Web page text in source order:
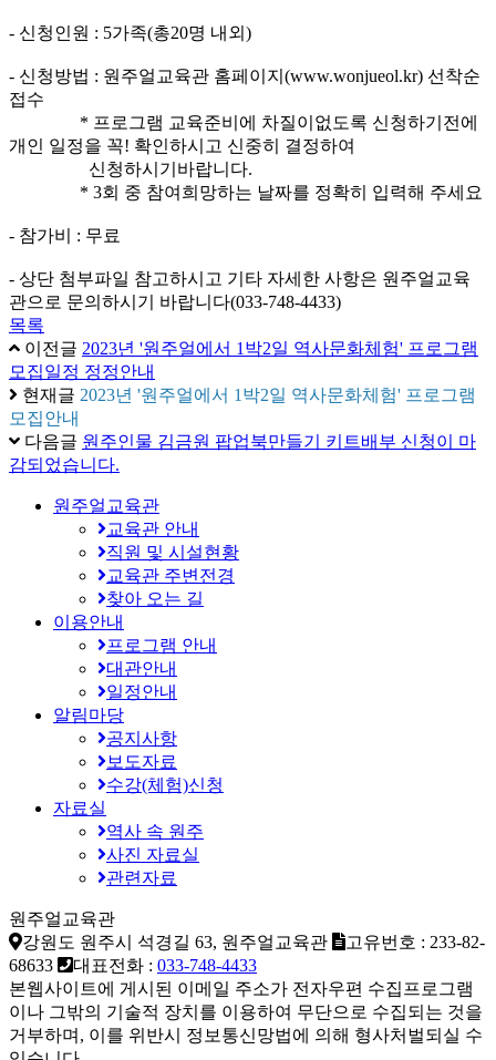
- 신청인원 : 5가족(총20명 내외)
- 신청방법 : 원주얼교육관 홈페이지(www.wonjueol.kr) 선착순
접수
* 프로그램 교육준비에 차질이없도록 신청하기전에
개인 일정을 꼭! 확인하시고 신중히 결정하여
신청하시기바랍니다.
* 3회 중 참여희망하는 날짜를 정확히 입력해 주세요
- 참가비 : 무료
- 상단 첨부파일 참고하시고 기타 자세한 사항은 원주얼교육
관으로 문의하시기 바랍니다(033-748-4433)
목록
이전글 2023년 '원주얼에서 1박2일 역사문화체험' 프로그램
모집일정 정정안내
현재글 2023년 '원주얼에서 1박2일 역사문화체험' 프로그램
모집안내
다음글 원주인물 김금원 팝업북만들기 키트배부 신청이 마
감되었습니다.
원주얼교육관
교육관 안내
직원 및 시설현황
교육관 주변전경
찾아 오는 길
이용안내
프로그램 안내
대관안내
일정안내
알림마당
공지사항
보도자료
수강(체험)신청
자료실
역사 속 원주
사진 자료실
관련자료
원주얼교육관
강원도 원주시 석경길 63, 원주얼교육관
고유번호 : 233-82-
68633
대표전화 : 033-748-4433
본웹사이트에 게시된 이메일 주소가 전자우편 수집프로그램
이나 그밖의 기술적 장치를 이용하여 무단으로 수집되는 것을
거부하며, 이를 위반시 정보통신망법에 의해 형사처벌되실 수